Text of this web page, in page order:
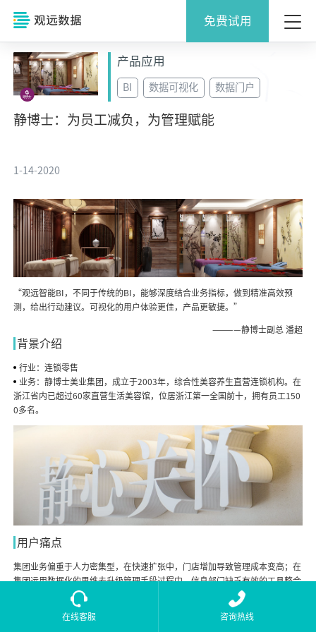
免费试用
产品应用
BI 数据可视化 数据门户
静博士：为员工减负，为管理赋能
1-14-2020
“观远智能BI，不同于传统的BI，能够深度结合业务指标，做到精准高效预
测，给出行动建议。可视化的用户体验更佳，产品更敏捷。”
————静博士副总 潘超
背景介绍
行业：连锁零售
业务：静博士美业集团，成立于2003年，综合性美容养生直营连锁机构。在
浙江省内已超过60家直营生活美容馆，位居浙江第一全国前十，拥有员工150
0多名。
用户痛点
集团业务偏重于人力密集型，在快速扩张中，门店增加导致管理成本变高；在
集团运用数据化的思维去升级管理手段过程中，信息部门缺乏有效的工具整合
内外部业务系统数据，缺乏敏捷的工具进行不同业务主题的数据分析。
解决方案在线客服 咨询热线